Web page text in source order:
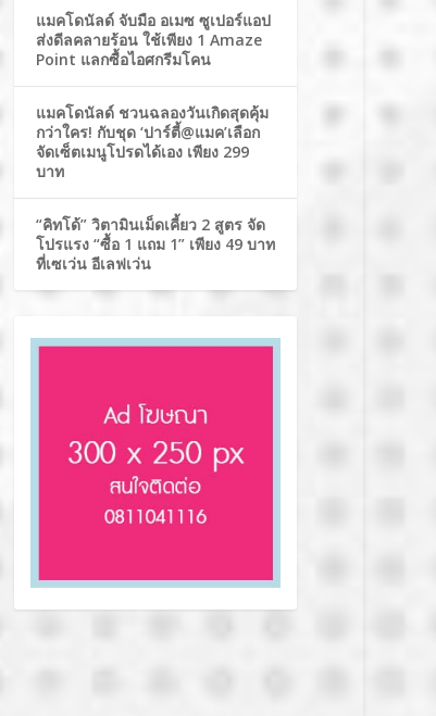
แมคโดนัลด์ จับมือ อเมซ ซูเปอร์แอป
ส่งดีลคลายร้อน ใช้เพียง 1 Amaze
Point แลกซื้อไอศกรีมโคน
แมคโดนัลด์ ชวนฉลองวันเกิดสุดคุ้ม
กว่าใคร! กับชุด ‘ปาร์ตี้@แมค’เลือก
จัดเซ็ตเมนูโปรดได้เอง เพียง 299
บาท
“คิทโด้” วิตามินเม็ดเคี้ยว 2 สูตร จัด
โปรแรง “ซื้อ 1 แถม 1” เพียง 49 บาท
ที่เซเว่น อีเลฟเว่น